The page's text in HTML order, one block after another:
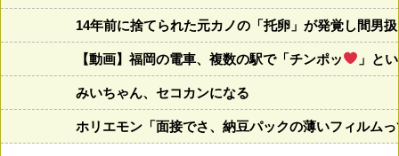
14年前に捨てられた元カノの「托卵」が発覚し間男
【動画】福岡の電車、複数の駅で「チンポッ 」と
みいちゃん、セコカンになる
ホリエモン「面接でさ、納豆パックの薄いフィルム